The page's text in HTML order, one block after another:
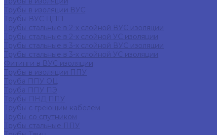
Трубы в изоляции ВУС
Трубы ВУС ЦПП
Трубы стальные в 2-х слойной ВУС изоляции
Трубы стальные в 2-х слойной УС изоляции
Трубы стальные в 3-х слойной ВУС изоляции
Трубы стальные в 3-х слойной УС изоляции
Фитинги в ВУС изоляции
Трубы в изоляции ППУ
Труба ППУ ОЦ
Труба ППУ ПЭ
Трубы ПНД ППУ
Трубы с греющим кабелем
Трубы со спутником
Трубы стальные ППУ